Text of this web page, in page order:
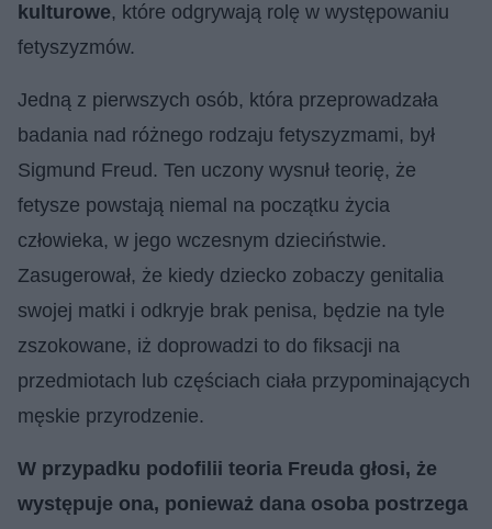
kulturowe, które odgrywają rolę w występowaniu
fetyszyzmów.
Jedną z pierwszych osób, która przeprowadzała
badania nad różnego rodzaju fetyszyzmami, był
Sigmund Freud. Ten uczony wysnuł teorię, że
fetysze powstają niemal na początku życia
człowieka, w jego wczesnym dzieciństwie.
Zasugerował, że kiedy dziecko zobaczy genitalia
swojej matki i odkryje brak penisa, będzie na tyle
zszokowane, iż doprowadzi to do fiksacji na
przedmiotach lub częściach ciała przypominających
męskie przyrodzenie.
W przypadku podofilii teoria Freuda głosi, że ​​
występuje ona, ponieważ dana osoba postrzega